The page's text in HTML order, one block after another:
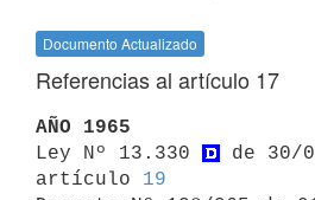
Documento Actualizado
Referencias al artículo 17
AÑO 1965
Ley Nº 13.330
de 30/
artículo 19